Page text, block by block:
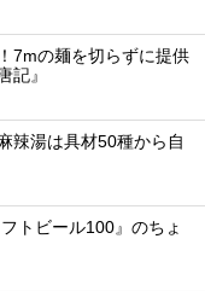
7mの麺を切らずに提供
記』
辣湯は具材50種から自
トビール100』のちょ